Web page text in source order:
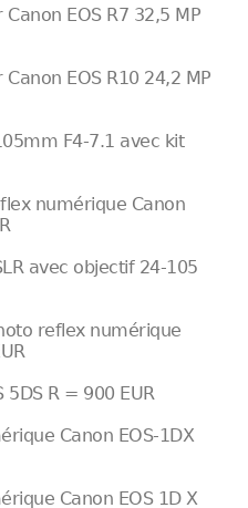
EOS R7 32,5 MP
EOS R10 24,2 MP
F4-7.1 avec kit
numérique Canon
avec objectif 24-105
reflex numérique
5DS R = 900 EUR
Canon EOS-1DX
Canon EOS 1D X